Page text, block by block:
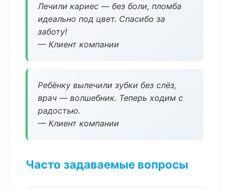
Лечили кариес — без боли, пломба
идеально под цвет. Спасибо за
заботу!
— Клиент компании
Ребёнку вылечили зубки без слёз,
врач — волшебник. Теперь ходим с
радостью.
— Клиент компании
Часто задаваемые вопросы